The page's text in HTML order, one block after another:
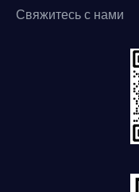
Свяжитесь с нами